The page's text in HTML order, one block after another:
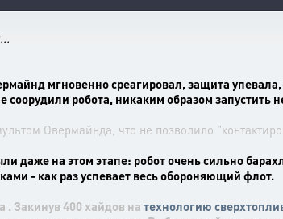
мгновенно среагировал, защита
робота, никаким образом запустить
Овермайнда, что не позволило
даже на этом этапе: робот очень сильно
- как раз успевает весь обороняющий флот.
. Закинув 400 хайдов на технологию